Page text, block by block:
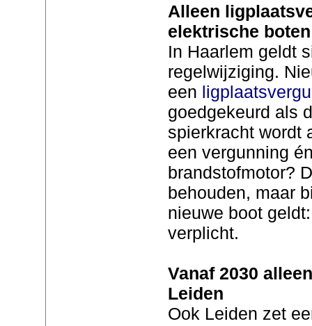
Alleen
elektrische
In Haarlem geldt
regelwijziging.
een
goedgekeurd als
spierkracht wordt
een vergunning
brandstofmotor?
behouden, maar
nieuwe boot
verplicht.
Vanaf 2030
Leiden
Ook Leiden zet